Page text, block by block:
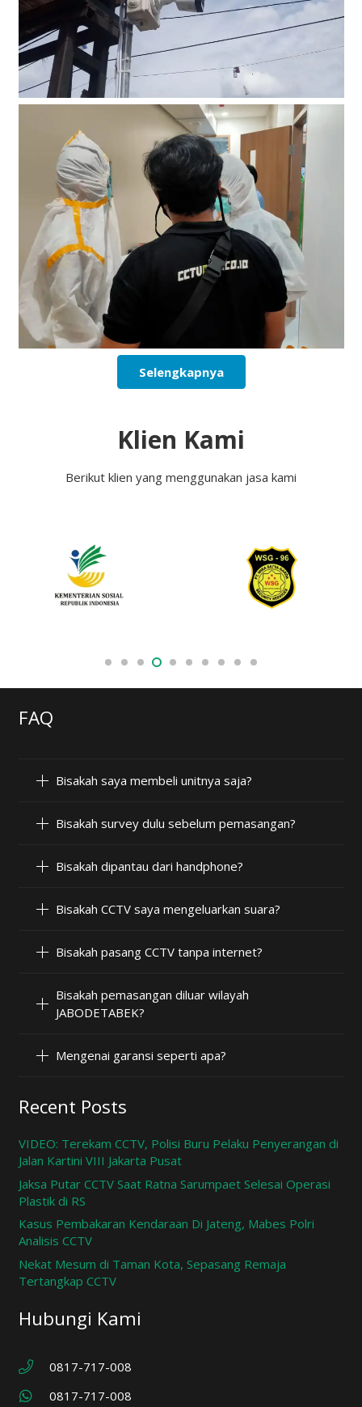
Selengkapnya
Klien Kami
Berikut klien yang menggunakan jasa kami
FAQ
Bisakah saya membeli unitnya saja?
Bisakah survey dulu sebelum pemasangan?
Bisakah dipantau dari handphone?
Bisakah CCTV saya mengeluarkan suara?
Bisakah pasang CCTV tanpa internet?
Bisakah pemasangan diluar wilayah
JABODETABEK?
Mengenai garansi seperti apa?
Recent Posts
VIDEO: Terekam CCTV, Polisi Buru Pelaku Penyerangan di
Jalan Kartini VIII Jakarta Pusat
Jaksa Putar CCTV Saat Ratna Sarumpaet Selesai Operasi
Plastik di RS
Kasus Pembakaran Kendaraan Di Jateng, Mabes Polri
Analisis CCTV
Nekat Mesum di Taman Kota, Sepasang Remaja
Tertangkap CCTV
Hubungi Kami
0817-717-008
0817-717-008